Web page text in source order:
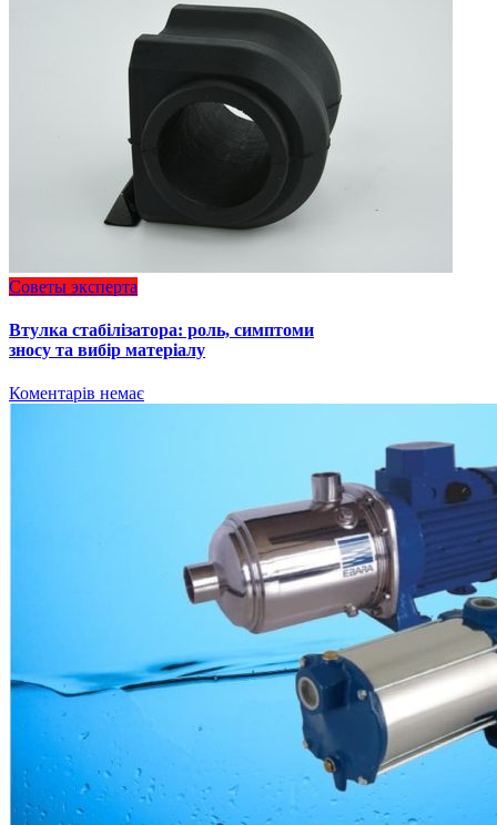
Советы эксперта
Втулка стабілізатора: роль, симптоми
зносу та вибір матеріалу
Коментарів немає